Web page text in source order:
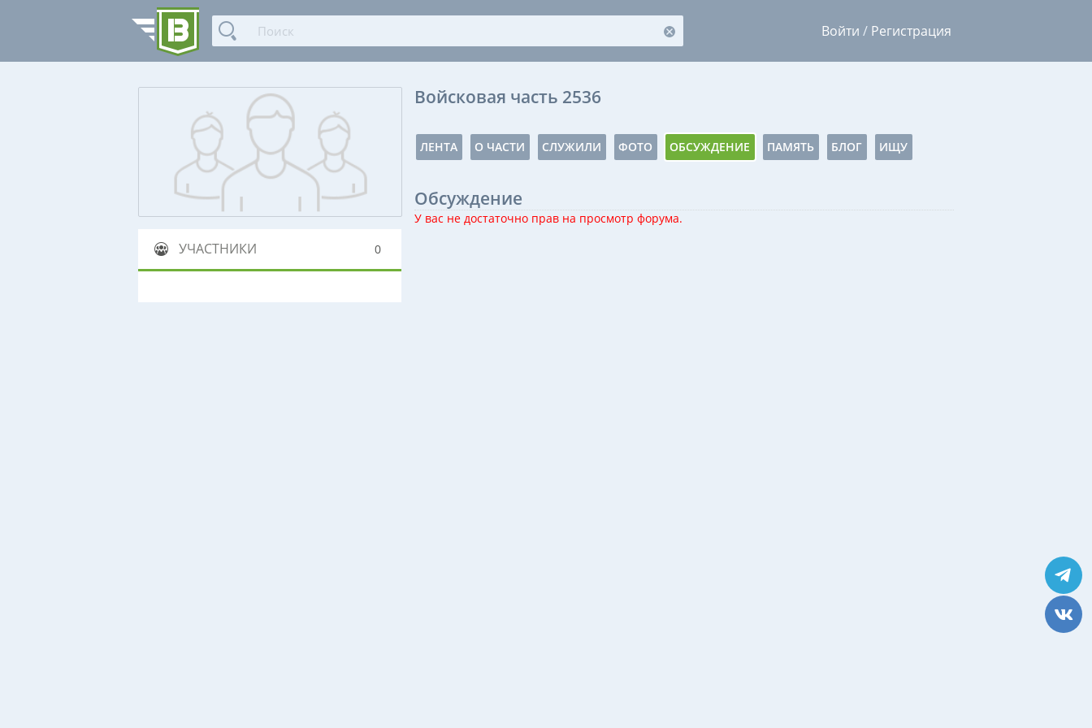
Войти / Регистрация
УЧАСТНИКИ 0
Войсковая часть 2536
ЛЕНТА О ЧАСТИ СЛУЖИЛИ ФОТО ОБСУЖДЕНИЕ ПАМЯТЬ БЛОГ ИЩУ
Обсуждение
У вас не достаточно прав на просмотр форума.